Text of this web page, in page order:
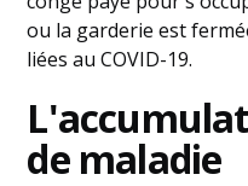
ou la garderie est
liées au COVID-19.
de maladie